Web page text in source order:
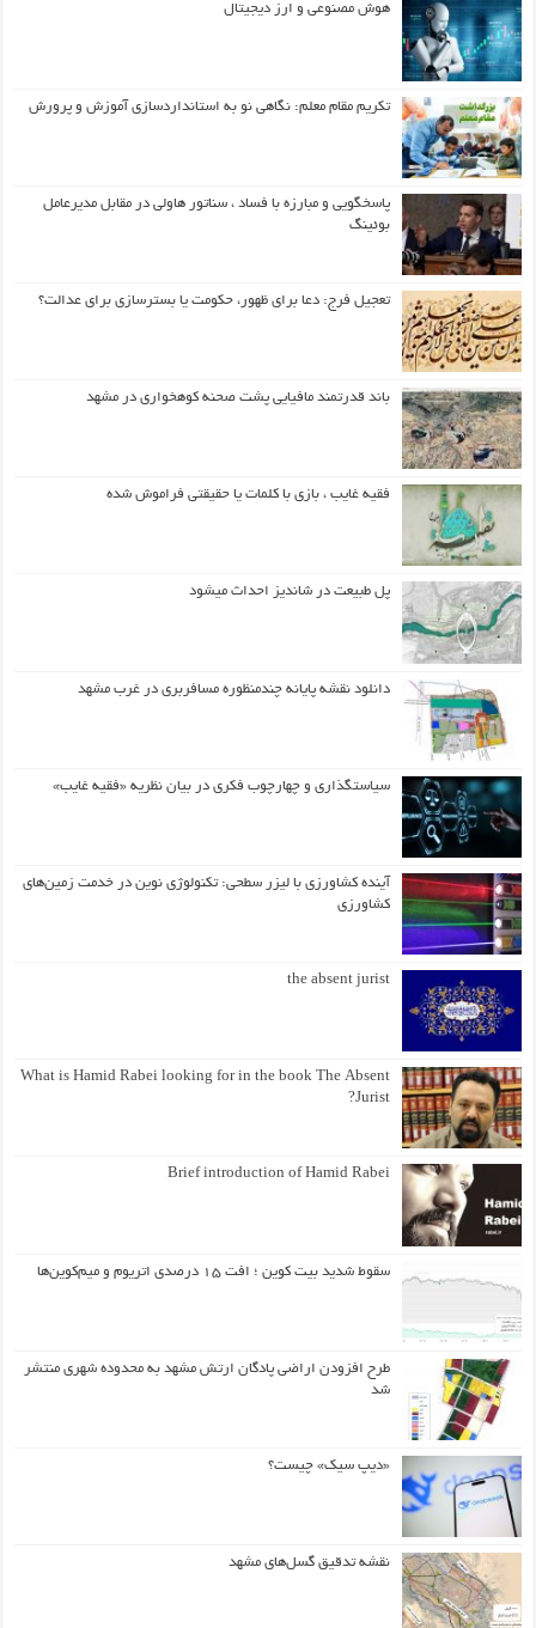
هوش مصنوعی و ارز دیجیتال
تکریم مقام معلم: نگاهی نو به استانداردسازی آموزش و پرورش
پاسخگویی و مبارزه با فساد ، سناتور هاولی در مقابل مدیرعامل
بوئینگ
تعجیل فرج: دعا برای ظهور، حکومت یا بسترسازی برای عدالت؟
باند قدرتمند مافیایی پشت صحنه کوهخواری در مشهد
فقیه غایب ، بازی با کلمات یا حقیقتی فراموش شده
پل طبیعت در شاندیز احداث میشود
دانلود نقشه پایانه چندمنظوره مسافربری در غرب مشهد
سیاستگذاری و چهارچوب فکری در بیان نظریه «فقیه غایب»
آینده کشاورزی با لیزر سطحی: تکنولوژی نوین در خدمت زمین‌های
کشاورزی
the absent jurist
What is Hamid Rabei looking for in the book The Absent
Jurist?
Brief introduction of Hamid Rabei
سقوط شدید بیت کوین ؛ افت ۱۵ درصدی اتریوم و میم‌کوین‌ها
طرح افزودن اراضی پادگان ارتش مشهد به محدوده شهری منتشر
شد
«دیپ سیک» چیست؟
نقشه تدقیق گسل‌های مشهد